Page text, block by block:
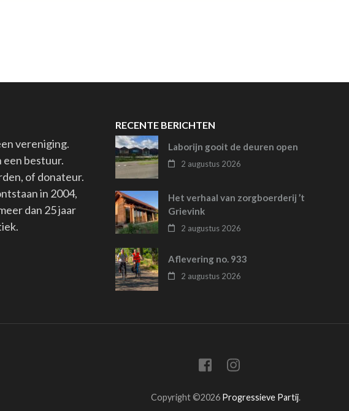
vereniging.
bestuur.
of donateur.
in 2004,
dan 25 jaar
RECENTE BERICHTEN
Laborijn gooit de deuren open
2 augustus 2026
Het verhaal van zorgboerderij ’t
Grievink
2 augustus 2026
Aflevering no. 933
2 augustus 2026
Copyright ©2026 Progressieve Partij.